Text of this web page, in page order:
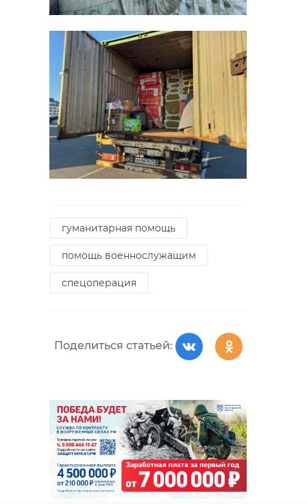
гуманитарная помощь
помощь военнослужащим
спецоперация
Поделиться статьей: